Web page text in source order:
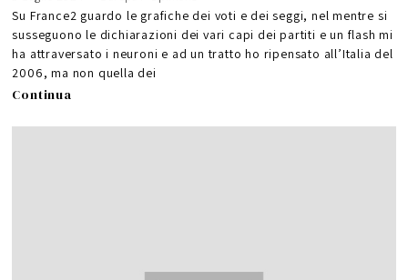
Su France2 guardo le grafiche dei voti e dei seggi, nel mentre si
susseguono le dichiarazioni dei vari capi dei partiti e un flash mi
ha attraversato i neuroni e ad un tratto ho ripensato all’Italia del
2006, ma non quella dei
Continua